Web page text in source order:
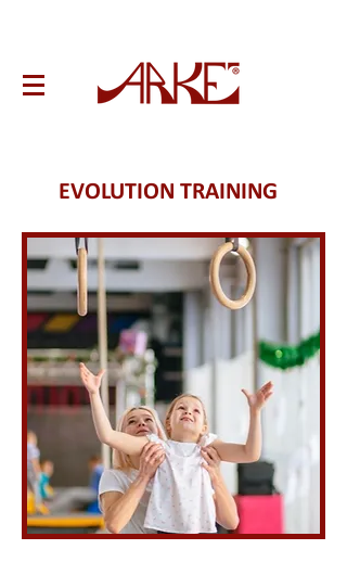
EVOLUTION TRAINING